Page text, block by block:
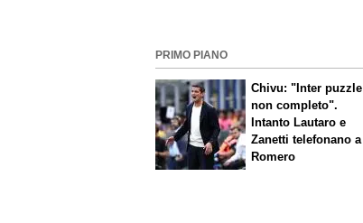
PRIMO PIANO
Chivu: "Inter puzzle
non completo".
Intanto Lautaro e
Zanetti telefonano a
Romero